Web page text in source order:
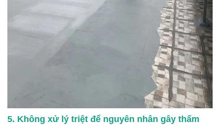
5. Không xử lý triệt để nguyên nhân gây thấm